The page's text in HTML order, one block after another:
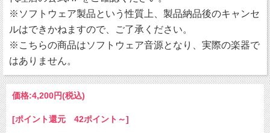
※ソフトウェア製品という性質上、製品納品後のキャンセ
ルはできかねますので、ご了承ください。
※こちらの商品はソフトウェア音源となり、実際の楽器で
はありません。
価格:4,200円(税込)
[ポイント還元 42ポイント～]